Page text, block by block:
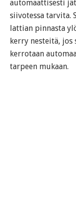
automaattisesti
siivotessa tarvita.
lattian pinnasta
kerry nesteitä,
kerrotaan
tarpeen mukaan.